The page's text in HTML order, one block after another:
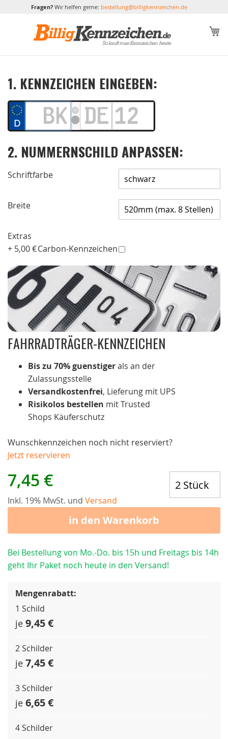
Fragen?Wir helfen gerne: bestellung@billigkennzeichen.de
1. KENNZEICHEN EINGEBEN:
2. NUMMERNSCHILD ANPASSEN:
Schriftfarbe
Breite
Extras
+ 5,00 €Carbon-Kennzeichen
FAHRRADTRÄGER-KENNZEICHEN
Bis zu 70% guenstigerals an der
Zulassungsstelle
Versandkostenfrei, Lieferung mit UPS
Risikolos bestellen mit Trusted
Shops Käuferschutz
Wunschkennzeichen noch nicht reserviert?
Jetzt reservieren
7,45 €
Inkl. 19% MwSt. und Versand
in den Warenkorb
Bei Bestellung von Mo.-Do. bis 15h und Freitags bis 14h
geht Ihr Paket noch heute in den Versand!
Mengenrabatt:
1 Schild
je 9,45 €
2 Schilder
je 7,45 €
3 Schilder
je 6,65 €
4 Schilder